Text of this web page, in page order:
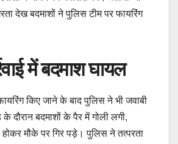
देख बदमाशों ने पुलिस टीम पर फायरिंग
में बदमाश घायल
किए जाने के बाद पुलिस ने भी जवाबी
के दौरान बदमाशों के पैर में गोली लगी,
मौके पर गिर पड़े। पुलिस ने तत्परता